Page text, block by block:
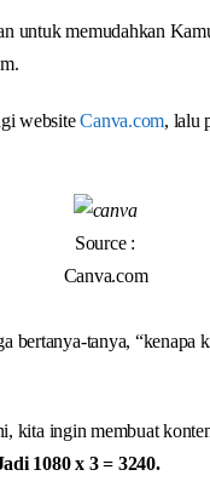
untuk memudahkan
websiteCanva.com, lalu
Source :
Canva.com
bertanya-tanya, “kenapa
kita ingin membuat
1080 x 3 = 3240.